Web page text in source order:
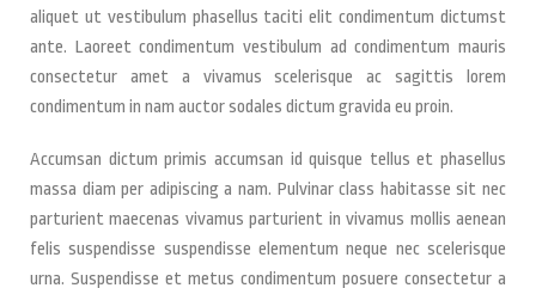
aliquet ut vestibulum phasellus taciti elit condimentum dictumst
ante. Laoreet condimentum vestibulum ad condimentum mauris
consectetur amet a vivamus scelerisque ac sagittis lorem
condimentum in nam auctor sodales dictum gravida eu proin.
Accumsan dictum primis accumsan id quisque tellus et phasellus
massa diam per adipiscing a nam. Pulvinar class habitasse sit nec
parturient maecenas vivamus parturient in vivamus mollis aenean
felis suspendisse suspendisse elementum neque nec scelerisque
urna. Suspendisse et metus condimentum posuere consectetur a